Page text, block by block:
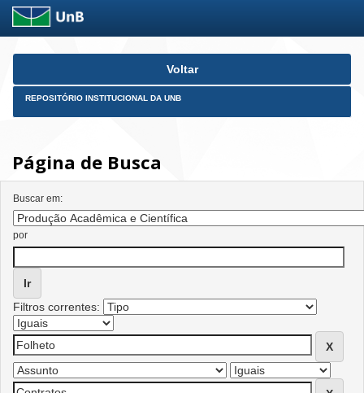
Skip
Voltar
REPOSITÓRIO INSTITUCIONAL DA UNB
Página de Busca
Buscar em:
por
Filtros correntes: